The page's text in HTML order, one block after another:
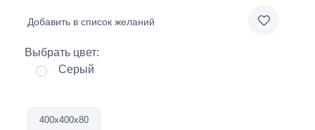
Добавить в список желаний
Выбрать цвет:
Серый
400х400х80